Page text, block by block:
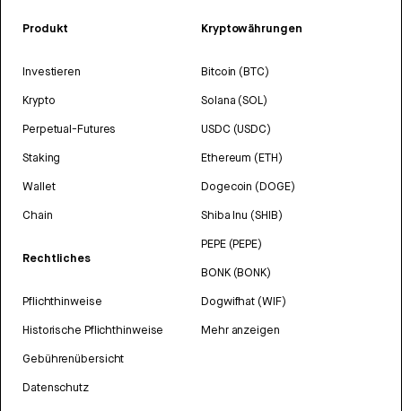
Produkt
Investieren
Krypto
Perpetual-Futures
Staking
Wallet
Chain
Rechtliches
Pflichthinweise
Historische Pflichthinweise
Gebührenübersicht
Datenschutz
Kryptowährungen
Bitcoin (BTC)
Solana (SOL)
USDC (USDC)
Ethereum (ETH)
Dogecoin (DOGE)
Shiba Inu (SHIB)
PEPE (PEPE)
BONK (BONK)
Dogwifhat (WIF)
Mehr anzeigen